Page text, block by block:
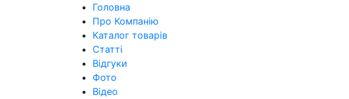
Головна
Про Компанію
Каталог товарів
Статті
Відгуки
Фото
Відео